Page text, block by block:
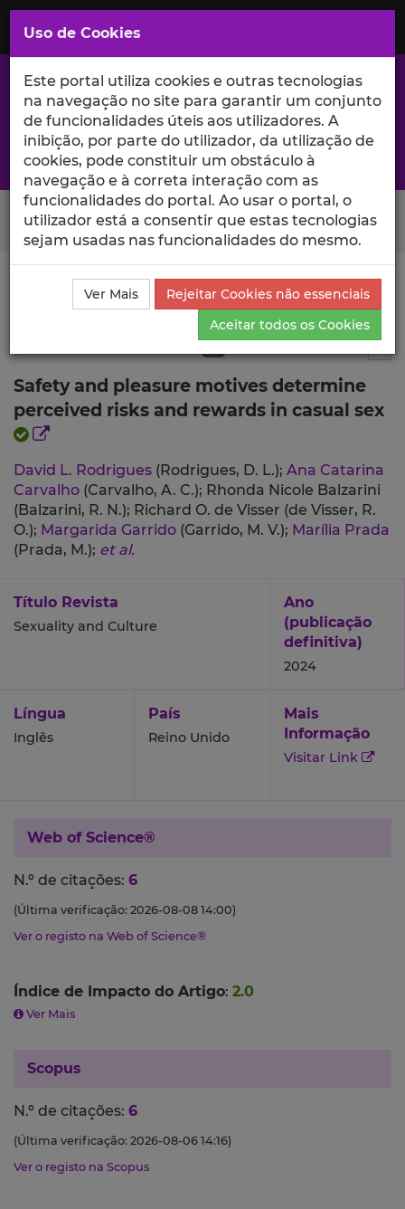
Saltar
para
Conteúdo
Principal
A excelência da investigação e ciência no Iscte
Search Button
Ciência_Iscte Publicações
Descrição Detalhada da
Publicação
Safety and pleasure motives determine
perceived risks and rewards in casual sex
David L. Rodrigues (Rodrigues, D. L.); Ana Catarina
Carvalho (Carvalho, A. C.); Rhonda Nicole Balzarini
(Balzarini, R. N.); Richard O. de Visser (de Visser, R.
O.); Margarida Garrido (Garrido, M. V.); Marília Prada
(Prada, M.); et al.
Título Revista
Sexuality and Culture
Ano
(publicação
definitiva)
2024
Língua
Inglês
País
Reino Unido
Mais
Informação
Visitar Link
Web of Science®
N.º de citações: 6
(Última verificação: 2026-08-08 14:00)
Ver o registo na Web of Science®
Índice de Impacto do Artigo: 2.0
Ver Mais
Scopus
N.º de citações: 6
(Última verificação: 2026-08-06 14:16)
Ver o registo na Scopus
Uso de Cookies
Este portal utiliza cookies e outras tecnologias
na navegação no site para garantir um conjunto
de funcionalidades úteis aos utilizadores. A
inibição, por parte do utilizador, da utilização de
cookies, pode constituir um obstáculo à
navegação e à correta interação com as
funcionalidades do portal. Ao usar o portal, o
utilizador está a consentir que estas tecnologias
sejam usadas nas funcionalidades do mesmo.
Ver Mais
Rejeitar Cookies não essenciais
Aceitar todos os Cookies